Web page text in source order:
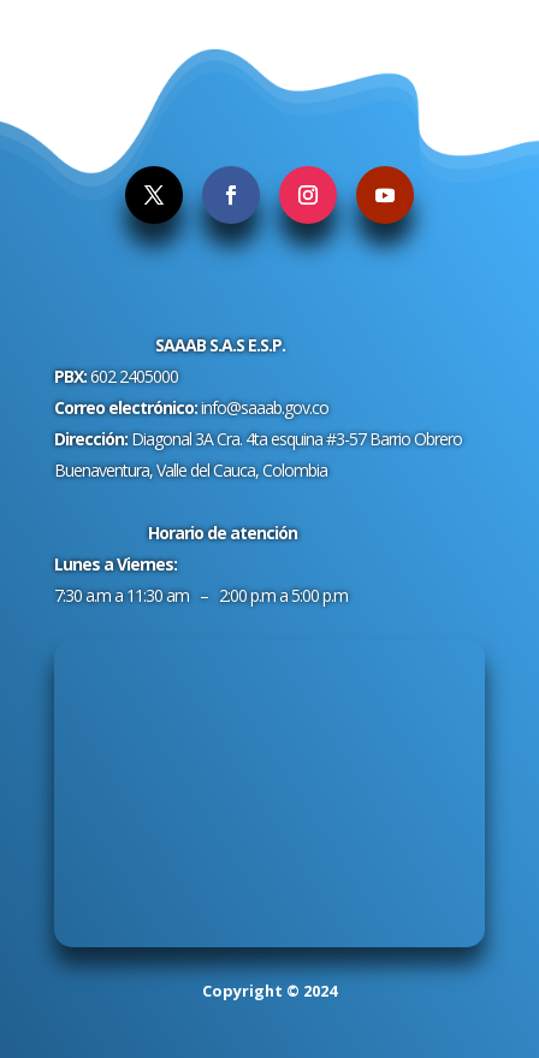
SAAAB S.A.S E.S.P.
PBX:602 2405000
Correo electrónico:info@saaab.gov.co
Dirección:Diagonal 3A Cra. 4ta esquina #3-57 Barrio Obrero
Buenaventura, Valle del Cauca, Colombia
Horario de atención
Lunes a Viernes:
7:30 a.m a 11:30 am – 2:00 p.m a 5:00 p.m
Copyright © 2024